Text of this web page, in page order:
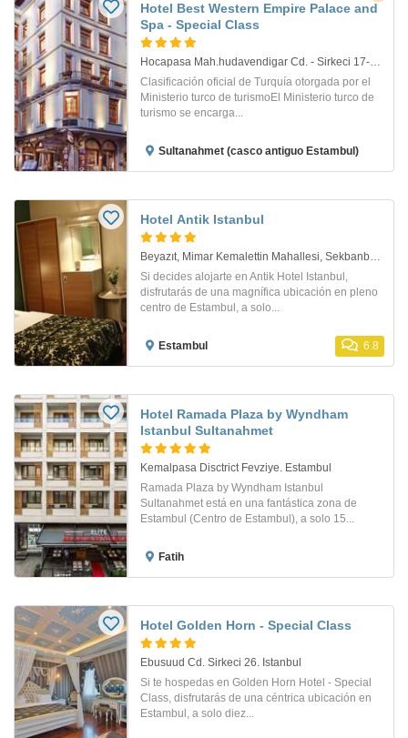
Hotel Best Western Empire Palace and
Spa - Special Class
Hocapasa Mah.hudavendigar Cd. - Sirkeci 17-19. Istanbul
Clasificación oficial de Turquía otorgada por el
Ministerio turco de turismoEl Ministerio turco de
turismo se encarga...
Sultanahmet (casco antiguo Estambul)
Hotel Antik Istanbul
Beyazıt, Mimar Kemalettin Mahallesi, Sekbanbaşı Sk. No:6. Istanbul
Si decides alojarte en Antik Hotel Istanbul,
disfrutarás de una magnífica ubicación en pleno
centro de Estambul, a solo...
Estambul 6.8
Hotel Ramada Plaza by Wyndham
Istanbul Sultanahmet
Kemalpasa Disctrict Fevziye. Estambul
Ramada Plaza by Wyndham Istanbul
Sultanahmet está en una fantástica zona de
Estambul (Centro de Estambul), a solo 15...
Fatih
Hotel Golden Horn - Special Class
Ebusuud Cd. Sirkeci 26. Istanbul
Si te hospedas en Golden Horn Hotel - Special
Class, disfrutarás de una céntrica ubicación en
Estambul, a solo diez...